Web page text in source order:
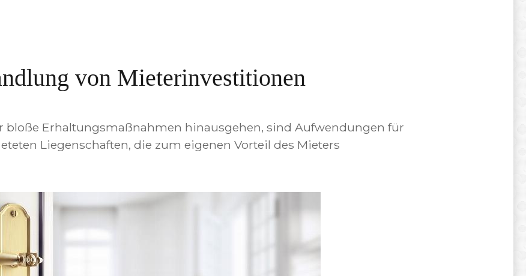
von Mieterinvestitionen
bloße Erhaltungsmaßnahmen hinausgehen, sind Aufwendungen für
Liegenschaften, die zum eigenen Vorteil des Mieters